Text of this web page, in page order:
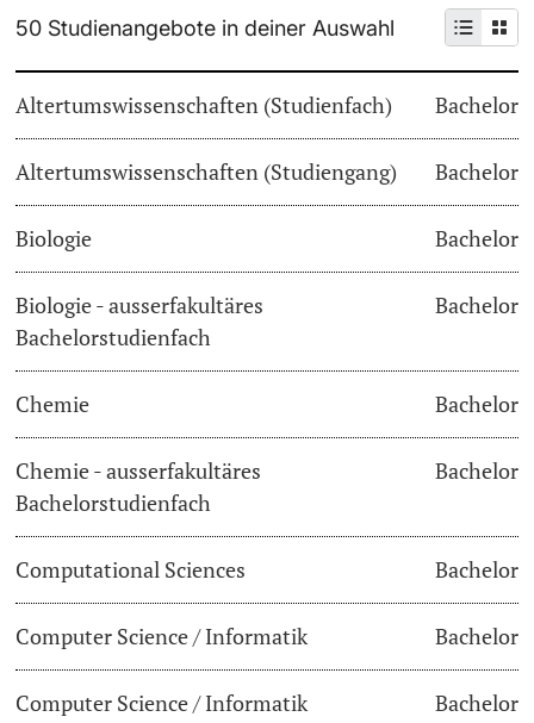
Doktorierende
Fördernde & Alumni
weitere Informationen
Dozierende
Informationen, Veranstaltungen & Schnuppern
Studienberatung
Studienfachberatung
Im Studium
Vorlesungsverzeichnis
Belegen
Termine & Fristen
Dokumente und Verifikation
«Start Smart»-Week
Weiterbildung
Universität
50 Studienangebote in deiner Auswahl
Altertumswissenschaften (Studienfach) Bachelor
Altertumswissenschaften (Studiengang) Bachelor
Biologie Bachelor
Biologie - ausserfakultäres
Bachelorstudienfach
Bachelor
Chemie Bachelor
Chemie - ausserfakultäres
Bachelorstudienfach
Bachelor
Computational Sciences Bachelor
Computer Science / Informatik Bachelor
Computer Science / Informatik
Bachelor